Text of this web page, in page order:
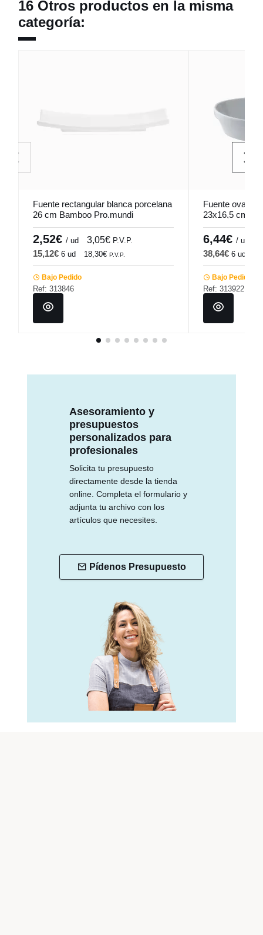
16 Otros productos en la misma
categoría:
Fuente rectangular blanca porcelana
26 cm Bamboo Pro.mundi
2,52€ / ud 3,05€ P.V.P.
15,12€ 6 ud 18,30€ P.V.P.
Bajo Pedido
Ref: 313846
Fuente
23x16,5 cm
6,44€ / ud
38,64€ 6 ud
Bajo Pedido
Ref: 313922
Asesoramiento y
presupuestos
personalizados para
profesionales
Solicita tu presupuesto
directamente desde la tienda
online. Completa el formulario y
adjunta tu archivo con los
artículos que necesites.
Pídenos Presupuesto